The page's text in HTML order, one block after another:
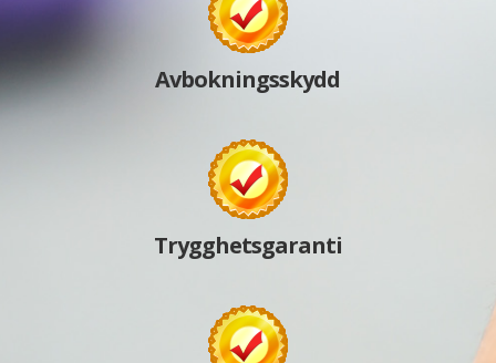
Avbokningsskydd
Trygghetsgaranti